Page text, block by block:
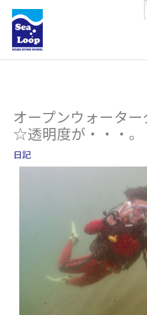
キ
オープンウォータ
☆透明度が・・・。
日記